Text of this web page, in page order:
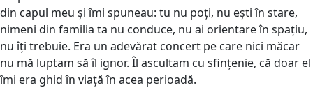
din capul meu și îmi spuneau: tu nu poți, nu ești în stare,
nimeni din familia ta nu conduce, nu ai orientare în spațiu,
nu îți trebuie. Era un adevărat concert pe care nici măcar
nu mă luptam să îl ignor. Îl ascultam cu sfințenie, că doar el
îmi era ghid în viață în acea perioadă.